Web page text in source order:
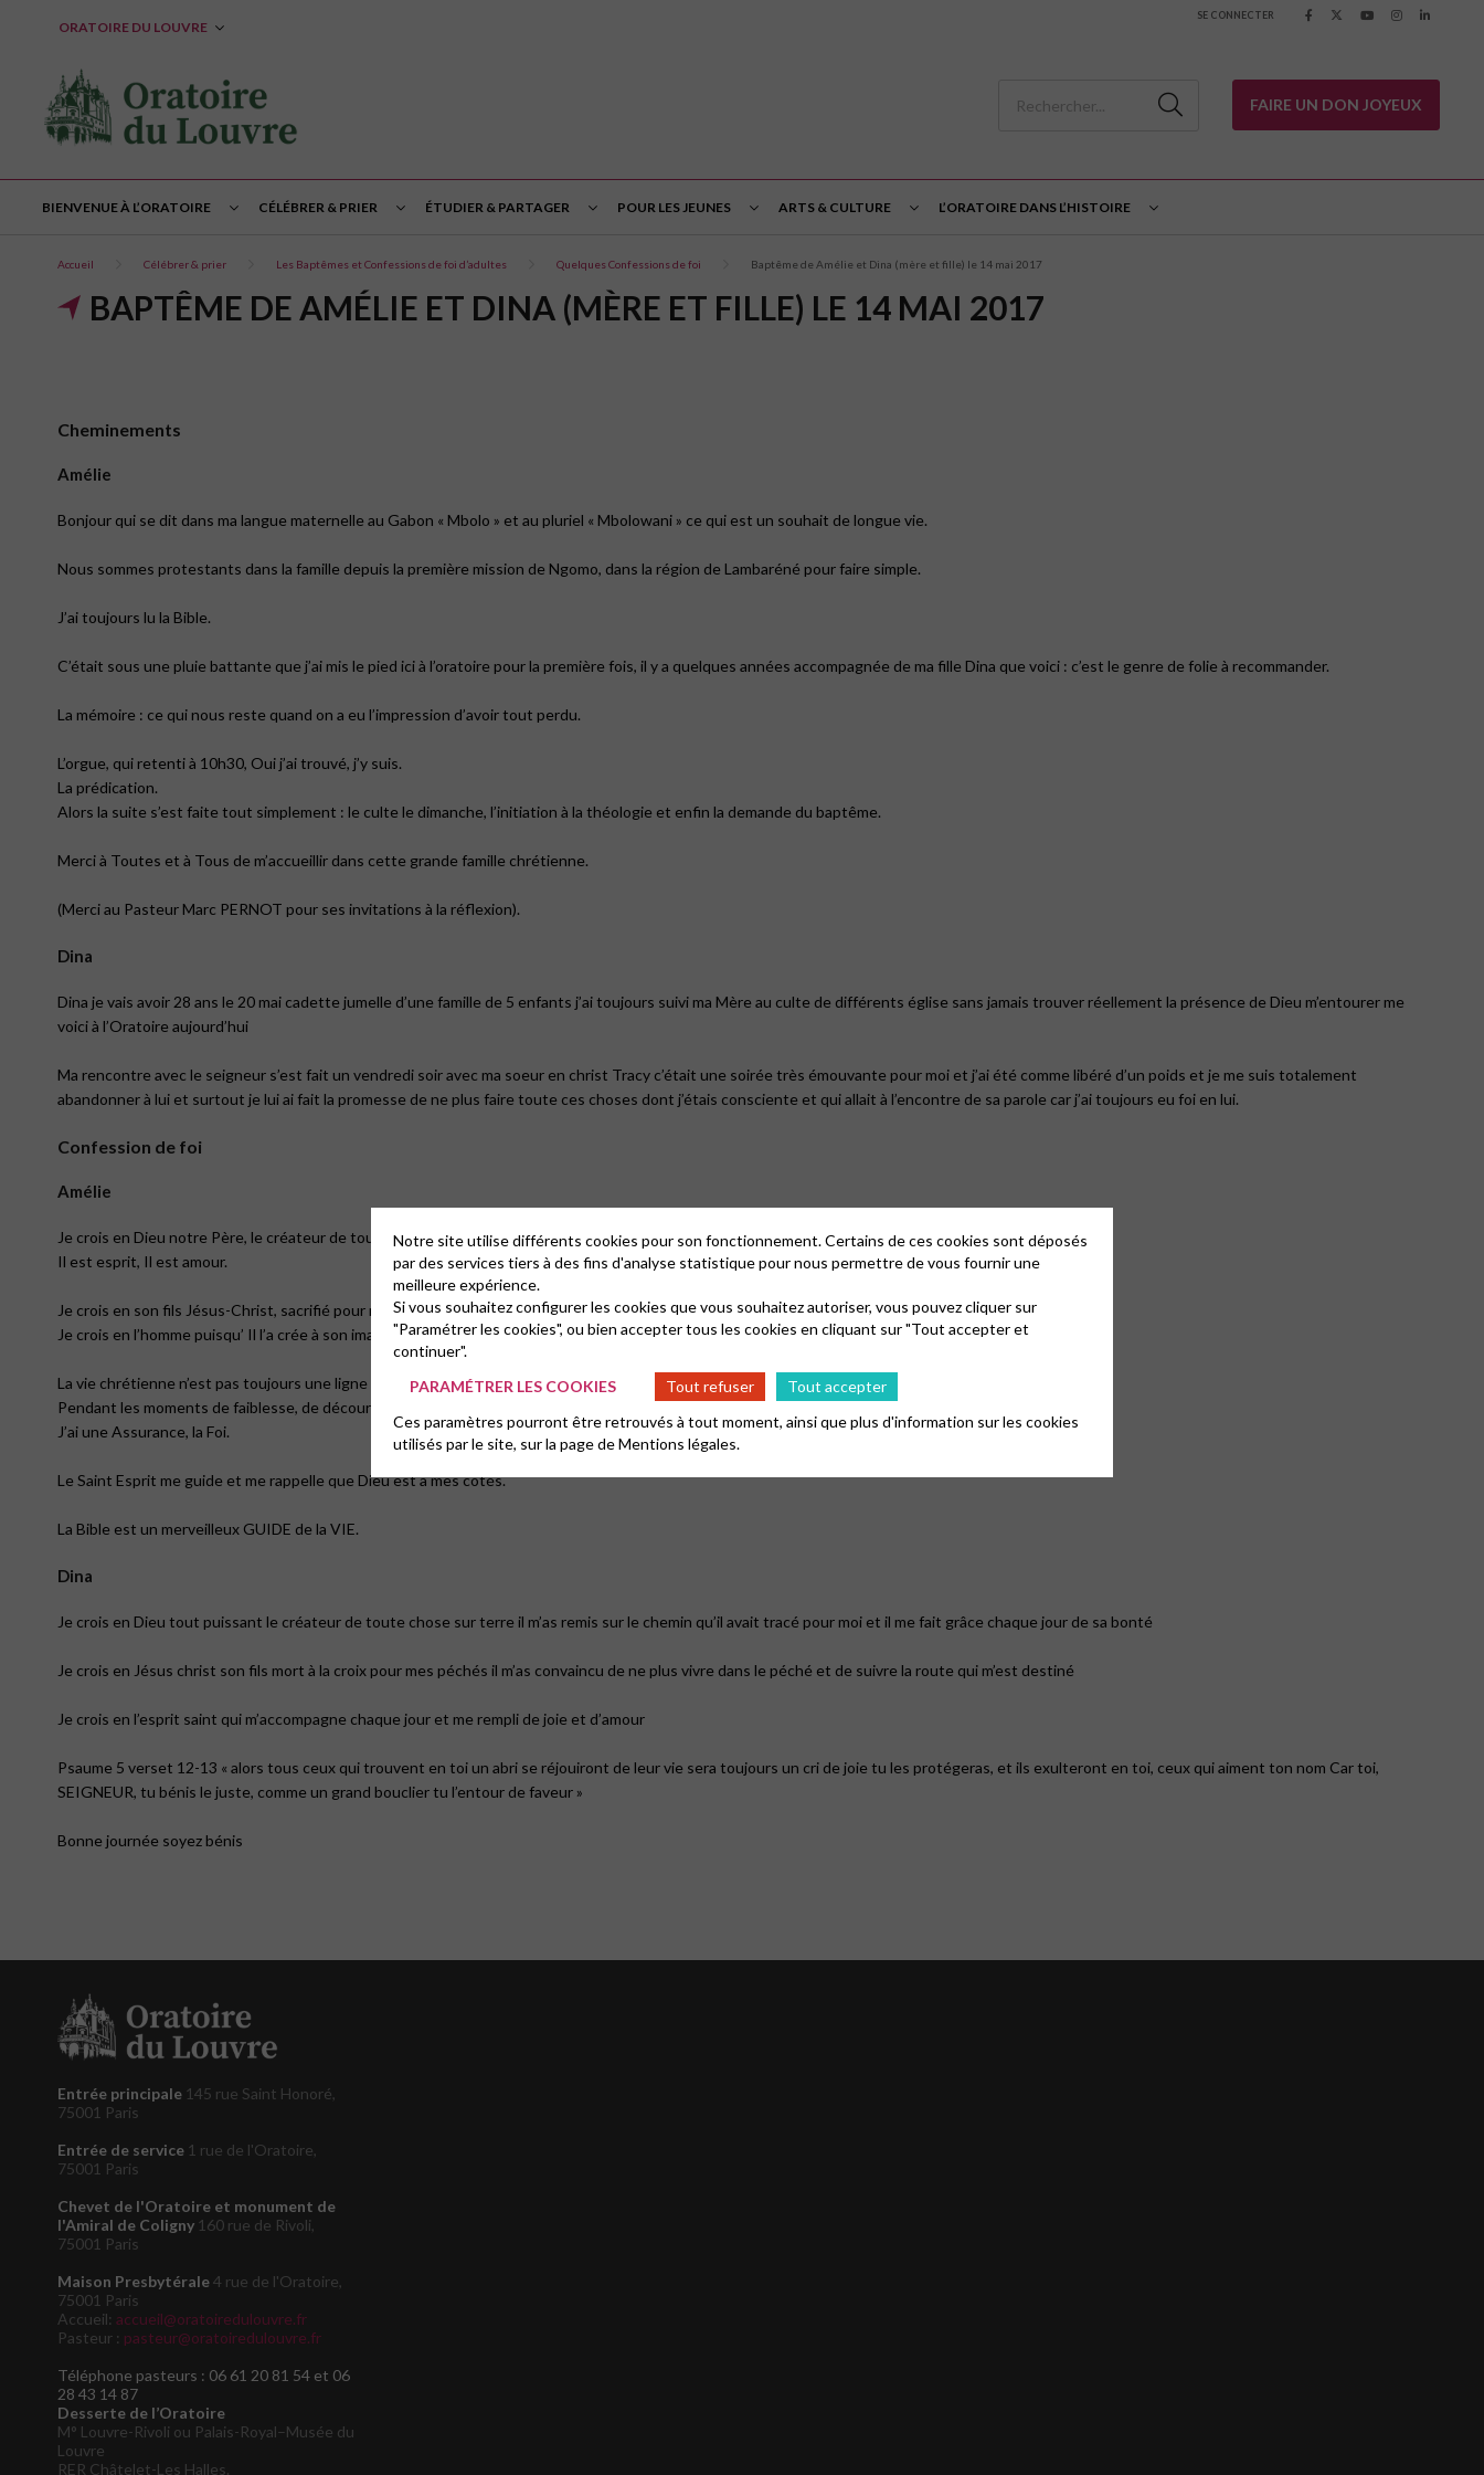
ORATOIRE DU LOUVRE
SE CONNECTER
FAIRE UN DON JOYEUX
BIENVENUE À L’ORATOIRE CÉLÉBRER & PRIER ÉTUDIER & PARTAGER POUR LES JEUNES ARTS & CULTURE L’ORATOIRE DANS L’HISTOIRE
Accueil Célébrer & prier Les Baptêmes et Confessions de foi d’adultes Quelques Confessions de foi Baptême de Amélie et Dina (mère et fille) le 14 mai 2017
BAPTÊME DE AMÉLIE ET DINA (MÈRE ET FILLE) LE 14 MAI 2017
Cheminements
Amélie
Bonjour qui se dit dans ma langue maternelle au Gabon « Mbolo » et au pluriel « Mbolowani » ce qui est un souhait de longue vie.
Nous sommes protestants dans la famille depuis la première mission de Ngomo, dans la région de Lambaréné pour faire simple.
J’ai toujours lu la Bible.
C’était sous une pluie battante que j’ai mis le pied ici à l’oratoire pour la première fois, il y a quelques années accompagnée de ma fille Dina que voici : c’est le genre de folie à recommander.
La mémoire : ce qui nous reste quand on a eu l’impression d’avoir tout perdu.
L’orgue, qui retenti à 10h30, Oui j’ai trouvé, j’y suis.
La prédication.
Alors la suite s’est faite tout simplement : le culte le dimanche, l’initiation à la théologie et enfin la demande du baptême.
Merci à Toutes et à Tous de m’accueillir dans cette grande famille chrétienne.
(Merci au Pasteur Marc PERNOT pour ses invitations à la réflexion).
Dina
Dina je vais avoir 28 ans le 20 mai cadette jumelle d’une famille de 5 enfants j’ai toujours suivi ma Mère au culte de différents église sans jamais trouver réellement la présence de Dieu m’entourer me
voici à l’Oratoire aujourd’hui
Ma rencontre avec le seigneur s’est fait un vendredi soir avec ma soeur en christ Tracy c’était une soirée très émouvante pour moi et j’ai été comme libéré d’un poids et je me suis totalement
abandonner à lui et surtout je lui ai fait la promesse de ne plus faire toute ces choses dont j’étais consciente et qui allait à l’encontre de sa parole car j’ai toujours eu foi en lui.
Confession de foi
Amélie
Je crois en Dieu notre Père, le créateur de toutes choses.
Il est esprit, Il est amour.
Je crois en son fils Jésus-Christ, sacrifié pour nous sauver.
Je crois en l’homme puisqu’ Il l’a crée à son image.
La vie chrétienne n’est pas toujours une ligne droite.
Pendant les moments de faiblesse, de découragement.
J’ai une Assurance, la Foi.
Le Saint Esprit me guide et me rappelle que Dieu est à mes côtés.
La Bible est un merveilleux GUIDE de la VIE.
Dina
Je crois en Dieu tout puissant le créateur de toute chose sur terre il m’as remis sur le chemin qu’il avait tracé pour moi et il me fait grâce chaque jour de sa bonté
Je crois en Jésus christ son fils mort à la croix pour mes péchés il m’as convaincu de ne plus vivre dans le péché et de suivre la route qui m’est destiné
Je crois en l’esprit saint qui m’accompagne chaque jour et me rempli de joie et d’amour
Psaume 5 verset 12-13 « alors tous ceux qui trouvent en toi un abri se réjouiront de leur vie sera toujours un cri de joie tu les protégeras, et ils exulteront en toi, ceux qui aiment ton nom Car toi,
SEIGNEUR, tu bénis le juste, comme un grand bouclier tu l’entour de faveur »
Bonne journée soyez bénis
Entrée principale 145 rue Saint Honoré,
75001 Paris
Entrée de service 1 rue de l'Oratoire,
75001 Paris
Chevet de l'Oratoire et monument de
l'Amiral de Coligny 160 rue de Rivoli,
75001 Paris
Maison Presbytérale4 rue de l'Oratoire,
75001 Paris
Accueil: accueil@oratoiredulouvre.fr
Pasteur : pasteur@oratoiredulouvre.fr
Téléphone pasteurs : 06 61 20 81 54 et 06
28 43 14 87
Desserte de l’Oratoire
M° Louvre-Rivoli ou Palais-Royal–Musée du
Louvre
RER Châtelet-Les Halles.
Notre site utilise différents cookies pour son fonctionnement. Certains de ces cookies sont déposés
par des services tiers à des fins d'analyse statistique pour nous permettre de vous fournir une
meilleure expérience.
Si vous souhaitez configurer les cookies que vous souhaitez autoriser, vous pouvez cliquer sur
"Paramétrer les cookies", ou bien accepter tous les cookies en cliquant sur "Tout accepter et
continuer".
PARAMÉTRER LES COOKIES
Tout refuser
Tout accepter
Ces paramètres pourront être retrouvés à tout moment, ainsi que plus d'information sur les cookies
utilisés par le site, sur la page deMentions légales.